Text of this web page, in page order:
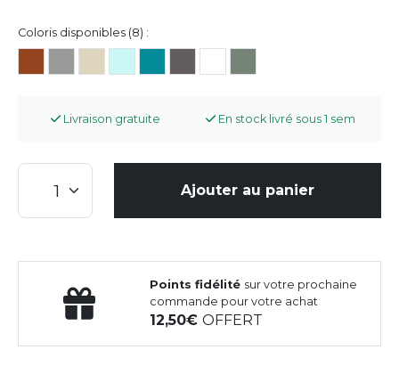
Coloris disponibles (8) :
Livraison gratuite En stock livré sous 1 sem
Ajouter au panier
Points fidélité sur votre prochaine
commande pour votre achat
12,50OFFERT